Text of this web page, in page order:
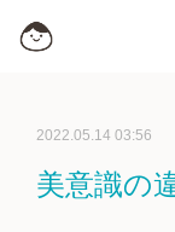
2022.05.14 03:56
美意識の